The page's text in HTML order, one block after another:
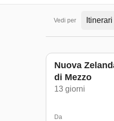
Vedi per Itinerari
Nuova
di Mezzo
13 giorni
Da